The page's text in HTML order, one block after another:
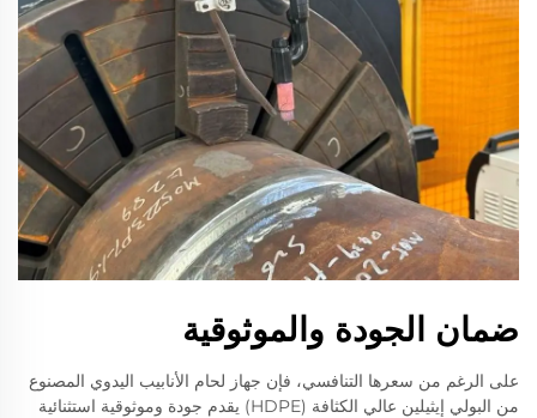
ضمان الجودة والموثوقية
على الرغم من سعرها التنافسي، فإن جهاز لحام الأنابيب اليدوي المصنوع
من البولي إيثيلين عالي الكثافة (HDPE) يقدم جودة وموثوقية استثنائية